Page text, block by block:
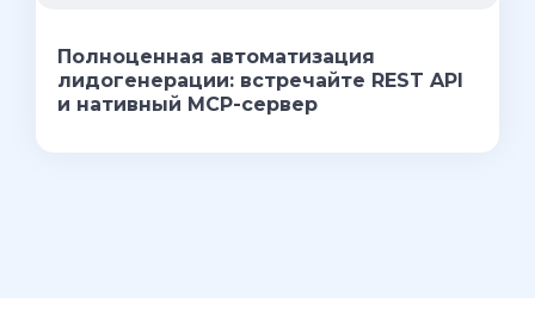
Полноценная автоматизация
лидогенерации: встречайте REST API
и нативный MCP-сервер